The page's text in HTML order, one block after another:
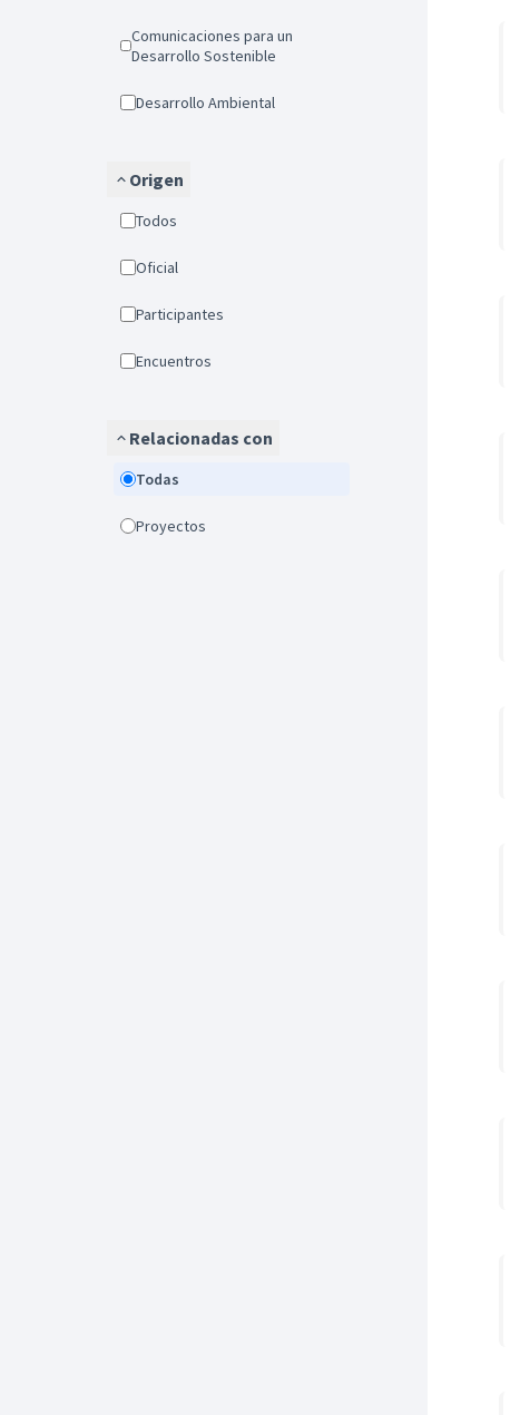
Comunicaciones para un
Desarrollo Sostenible
Desarrollo Ambiental
Origen
Todos
Oficial
Participantes
Encuentros
Relacionadas con
Todas
Proyectos